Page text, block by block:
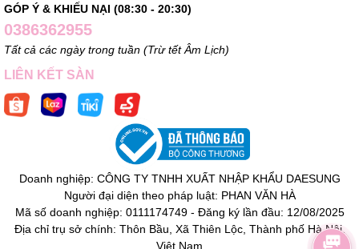
GÓP Ý & KHIẾU NẠI (08:30 - 20:30)
0386362955
Tất cả các ngày trong tuần (Trừ tết Âm Lịch)
LIÊN KẾT SÀN
Doanh nghiệp: CÔNG TY TNHH XUẤT NHẬP KHẨU DAESUNG
Người đại diện theo pháp luật: PHAN VĂN HÀ
Mã số doanh nghiệp: 0111174749 - Đăng ký lần đầu: 12/08/2025
Địa chỉ trụ sở chính: Thôn Bầu, Xã Thiên Lộc, Thành phố Hà Nội,
Việt Nam